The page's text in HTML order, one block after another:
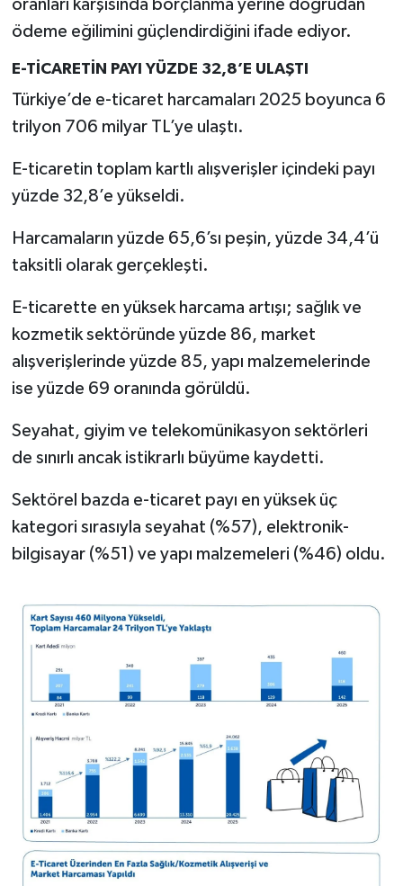
oranları karşısında borçlanma yerine doğrudan
ödeme eğilimini güçlendirdiğini ifade ediyor.
E-TİCARETİN PAYI YÜZDE 32,8’E ULAŞTI
Türkiye’de e-ticaret harcamaları 2025 boyunca 6
trilyon 706 milyar TL’ye ulaştı.
E-ticaretin toplam kartlı alışverişler içindeki payı
yüzde 32,8’e yükseldi.
Harcamaların yüzde 65,6’sı peşin, yüzde 34,4’ü
taksitli olarak gerçekleşti.
E-ticarette en yüksek harcama artışı; sağlık ve
kozmetik sektöründe yüzde 86, market
alışverişlerinde yüzde 85, yapı malzemelerinde
ise yüzde 69 oranında görüldü.
Seyahat, giyim ve telekomünikasyon sektörleri
de sınırlı ancak istikrarlı büyüme kaydetti.
Sektörel bazda e-ticaret payı en yüksek üç
kategori sırasıyla seyahat (%57), elektronik-
bilgisayar (%51) ve yapı malzemeleri (%46) oldu.